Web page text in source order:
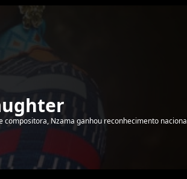
compositora, Nzama ganhou reconhecimento